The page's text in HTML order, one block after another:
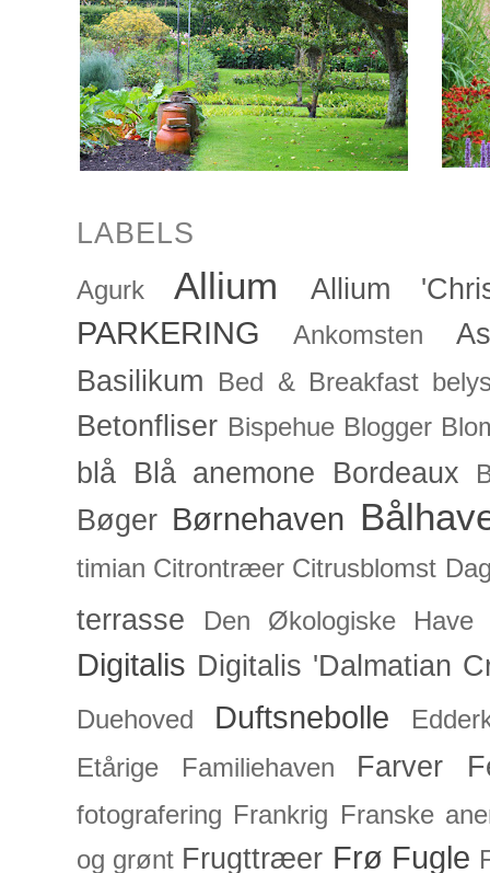
LABELS
Agurk Allium Allium
PARKERING Ankomsten
Basilikum
Bed & Breakfast
Betonfliser Bispehue Blogger
blå Blå anemone Bordeaux
Bøger Børnehaven
timian Citrontræer Citrusblomst
terrasse Den Økologiske Have
Digitalis Digitalis 'Dalmatian
Duehoved Duftsnebolle
Etårige
Familiehaven Farver
fotografering Frankrig
Franske
og grønt Frugttræer Frø Fugle